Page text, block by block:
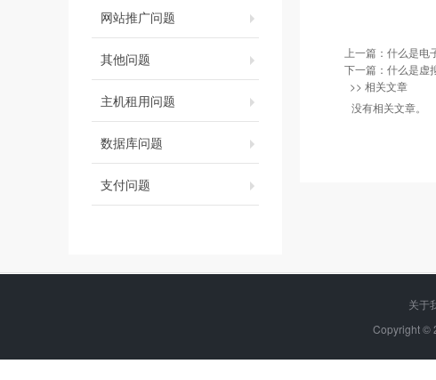
网站推广问题
其他问题
主机租用问题
数据库问题
支付问题
上一篇： 什么是电
下一篇： 什么是虚
>> 相关文章
没有相关文章。
关于
Copyright ©